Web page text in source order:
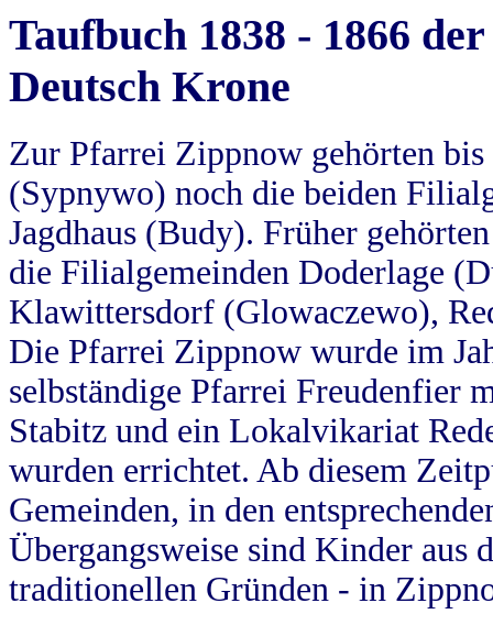
Taufbuch 1838 - 1866
Deutsch Krone
Zur Pfarrei Zippnow gehörten
(Sypnywo) noch die beiden
Jagdhaus (Budy). Früher
die Filialgemeinden Doderlage
Klawittersdorf (Glowaczewo),
Die Pfarrei Zippnow wurde im
selbständige Pfarrei Freudenfier
Stabitz und ein Lokalvikariat
wurden errichtet. Ab diesem
Gemeinden, in den
Übergangsweise sind Kinder aus
traditionellen Gründen - in